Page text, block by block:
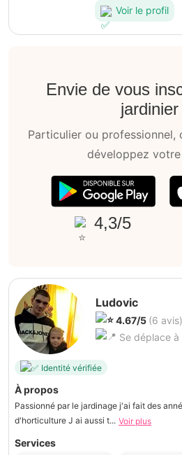
Voir le profil
Envie de vous
Particulier ou
développez
4,3/5
Ludovic
4.67/5 (6 avis)
Se déplace
Identité vérifiée
À propos
Passionné par le jardinage j'ai fait des
d'horticulture J ai aussi t... Voir plus
Services